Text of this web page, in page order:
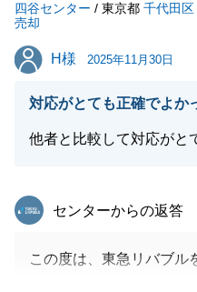
K様は、取引件数の多い
ります。
担当が変わっても一定品
今後も、当社をご愛顧頂
上げます。
四谷センター / 東京都 千代田区
売却
H様
H様 2025年11月30日
対応がとても正確でよか
他者と比較して対応がと
東急リバブル
センターからの返答
この度は、東急リバブル